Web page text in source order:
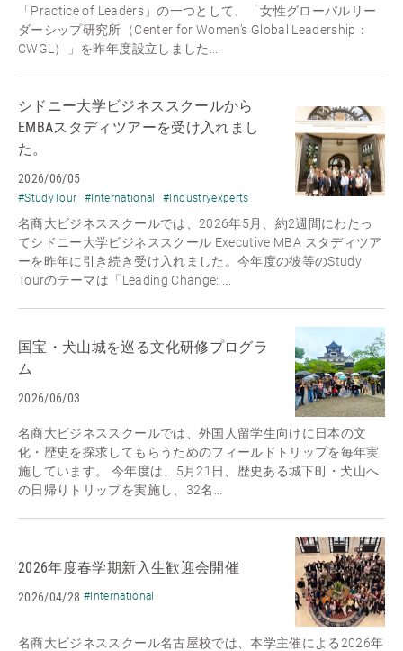
「Practice of Leaders」の一つとして、「女性グローバルリー
ダーシップ研究所（Center for Women’s Global Leadership：
CWGL）」を昨年度設立しました...
シドニー大学ビジネススクールから
EMBAスタディツアーを受け入れまし
た。
2026/06/05
#StudyTour #International #Industryexperts
名商大ビジネススクールでは、2026年5月、約2週間にわたっ
てシドニー大学ビジネススクール Executive MBA スタディツア
ーを昨年に引き続き受け入れました。今年度の彼等のStudy
Tourのテーマは「Leading Change: ...
国宝・犬山城を巡る文化研修プログラ
ム
2026/06/03
名商大ビジネススクールでは、外国人留学生向けに日本の文
化・歴史を探求してもらうためのフィールドトリップを毎年実
施しています。 今年度は、5月21日、歴史ある城下町・犬山へ
の日帰りトリップを実施し、32名...
2026年度春学期新入生歓迎会開催
2026/04/28 #International
名商大ビジネススクール名古屋校では、本学主催による2026年